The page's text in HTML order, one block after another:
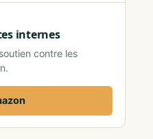
internes
contre les